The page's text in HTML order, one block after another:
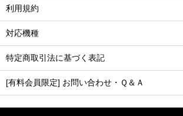
利用規約
対応機種
特定商取引法に基づく表記
[有料会員限定] お問い合わせ・Ｑ＆Ａ